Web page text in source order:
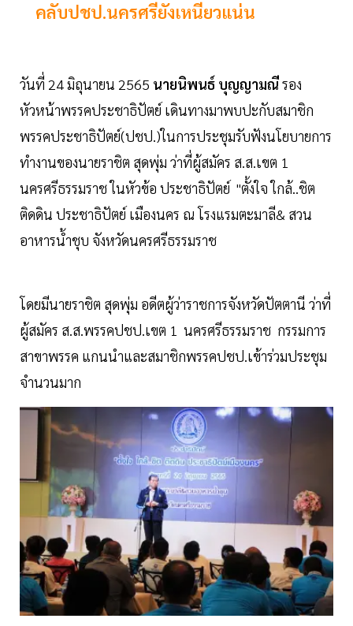
คลับปชป.นครศรียังเหนียวแน่น
วันที่ 24 มิถุนายน 2565 นายนิพนธ์ บุญญามณีรอง
หัวหน้าพรรคประชาธิปัตย์ เดินทางมาพบปะกับสมาชิก
พรรคประชาธิปัตย์(ปชป.)ในการประชุมรับฟังนโยบายการ
ทำงานของนายราชิต สุดพุ่ม ว่าที่ผู้สมัคร ส.ส.เขต 1
นครศรีธรรมราช ในหัวข้อ ประชาธิปัตย์ "ตั้งใจ ใกล้..ชิต
ติดดิน ประชาธิปัตย์ เมืองนคร ณ โรงแรมตะมาลี& สวน
อาหารน้ำชุบ จังหวัดนครศรีธรรมราช
โดยมีนายราชิต สุดพุ่ม อดีตผู้ว่าราชการจังหวัดปัตตานี ว่าที่
ผู้สมัคร ส.ส.พรรคปชป.เขต 1 นครศรีธรรมราช กรรมการ
สาขาพรรค แกนนำและสมาชิกพรรคปชป.เข้าร่วมประชุม
จำนวนมาก